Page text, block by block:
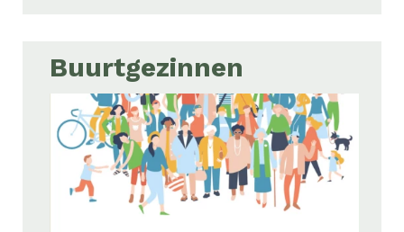
Buurtgezinnen